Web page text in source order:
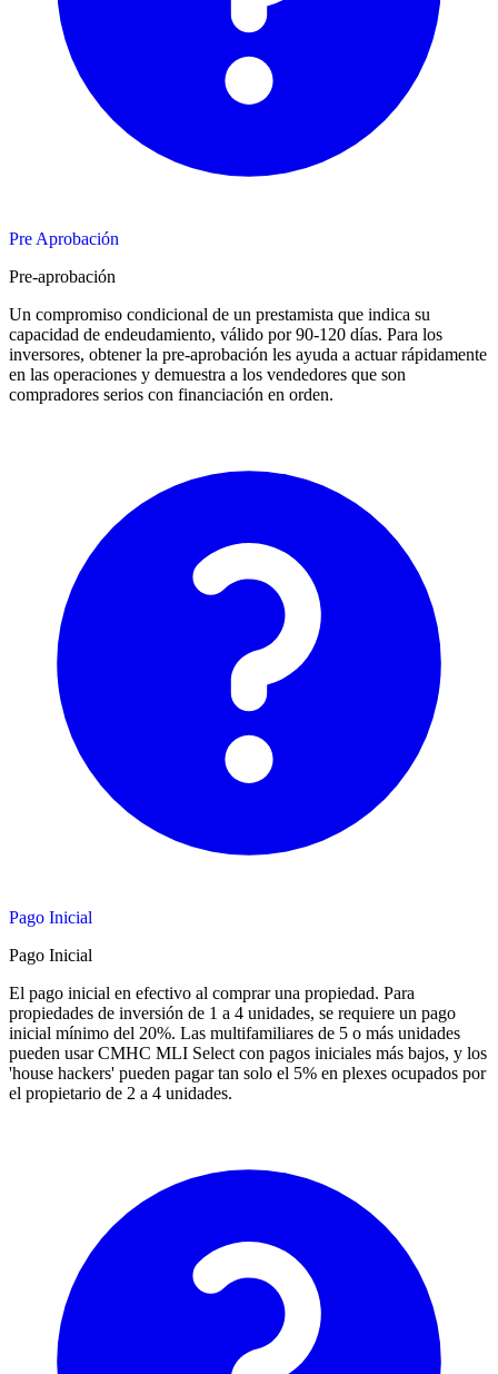
Pre Aprobación
Pre-aprobación
Un compromiso condicional de un prestamista que indica su
capacidad de endeudamiento, válido por 90-120 días. Para los
inversores, obtener la pre-aprobación les ayuda a actuar rápidamente
en las operaciones y demuestra a los vendedores que son
compradores serios con financiación en orden.
Pago Inicial
Pago Inicial
El pago inicial en efectivo al comprar una propiedad. Para
propiedades de inversión de 1 a 4 unidades, se requiere un pago
inicial mínimo del 20%. Las multifamiliares de 5 o más unidades
pueden usar CMHC MLI Select con pagos iniciales más bajos, y los
'house hackers' pueden pagar tan solo el 5% en plexes ocupados por
el propietario de 2 a 4 unidades.